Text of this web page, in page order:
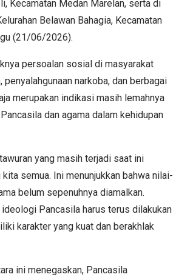
Kecamatan Medan Marelan, serta di
Belawan Bahagia, Kecamatan
(21/06/2026).
persoalan sosial di masyarakat
narkoba, dan berbagai
merupakan indikasi masih lemahnya
dan agama dalam kehidupan
yang masih terjadi saat ini
semua. Ini menunjukkan bahwa nilai-
belum sepenuhnya diamalkan.
ideologi Pancasila harus terus dilakukan
karakter yang kuat dan berakhlak
ini menegaskan, Pancasila